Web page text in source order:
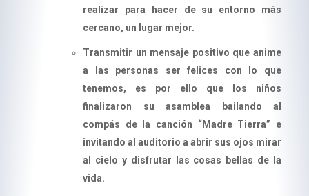
realizar para hacer de su entorno más
cercano, un lugar mejor.
Transmitir un mensaje positivo que anime
a las personas ser felices con lo que
tenemos, es por ello que los niños
finalizaron su asamblea bailando al
compás de la canción “Madre Tierra” e
invitando al auditorio a abrir sus ojos mirar
al cielo y disfrutar las cosas bellas de la
vida.